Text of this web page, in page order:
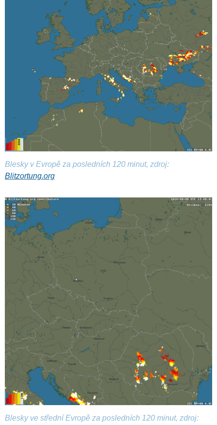
Blesky v Evropě za posledních 120 minut, zdroj:
Blitzortung.org
Blesky ve střední Evropě za posledních 120 minut, zdroj: